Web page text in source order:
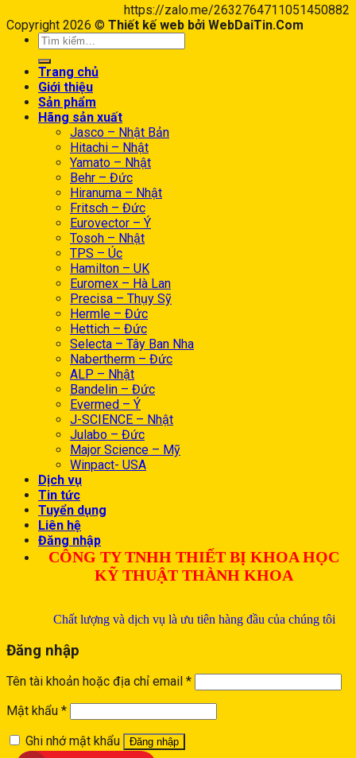
https://zalo.me/2632764711051450882
Copyright 2026 © Thiết kế web bởi WebDaiTin.Com
Trang chủ
Giới thiệu
Sản phẩm
Hãng sản xuất
Jasco – Nhật Bản
Hitachi – Nhật
Yamato – Nhật
Behr – Đức
Hiranuma – Nhật
Fritsch – Đức
Eurovector – Ý
Tosoh – Nhật
TPS – Úc
Hamilton – UK
Euromex – Hà Lan
Precisa – Thụy Sỹ
Hermle – Đức
Hettich – Đức
Selecta – Tây Ban Nha
Nabertherm – Đức
ALP – Nhật
Bandelin – Đức
Evermed – Ý
J-SCIENCE – Nhật
Julabo – Đức
Major Science – Mỹ
Winpact- USA
Dịch vụ
Tin tức
Tuyển dụng
Liên hệ
Đăng nhập
CÔNG TY TNHH THIẾT BỊ KHOA HỌC
KỸ THUẬT THÀNH KHOA
Chất lượng và dịch vụ là ưu tiên hàng đầu của chúng tôi
Đăng nhập
Tên tài khoản hoặc địa chỉ email *
Mật khẩu *
Ghi nhớ mật khẩu
Đăng nhập